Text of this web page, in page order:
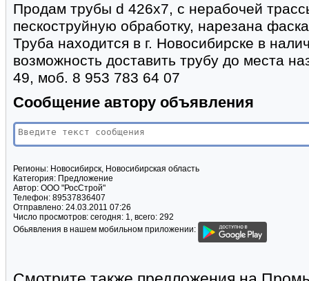
Продам трубы d 426х7, с нерабочей
пескоструйную обработку, нарезана
Труба находится в г. Новосибирске в
возможность доставить трубу до места
49, моб. 8 953 783 64 07
Сообщение автору объявления
Регионы: Новосибирск, Новосибирская область
Категория: Предложение
Автор: ООО "РосСтрой"
Телефон: 89537836407
Отправлено: 24.03.2011 07:26
Число просмотров: сегодня: 1, всего: 292
Обьявления в нашем мобильном приложении: